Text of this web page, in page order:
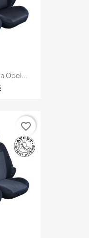
Opel...
favorite_border